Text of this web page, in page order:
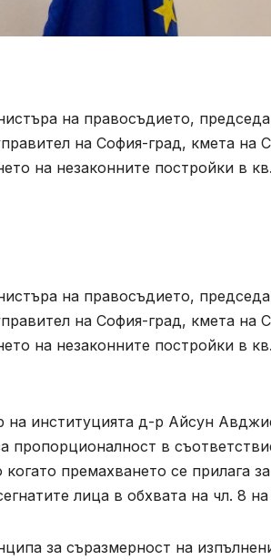
на правосъдието,
на София-град, кмета на
на незаконните постройки в
на правосъдието,
на София-град, кмета на
на незаконните постройки в
на институцията д-р Айсун
в
премахването се прилага за
лица в обхвата на чл. 8
за съразмерност на